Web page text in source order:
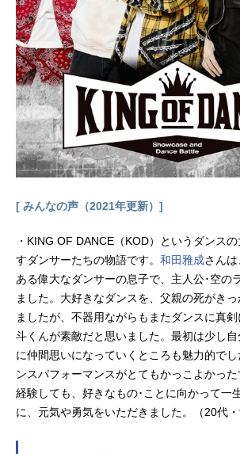
[ みんなの声（2021年更新）]
・KING OF DANCE（KOD）というダンス
すダンサーたちの物語です。 和田雅成さん
ある偉大なダンサーの息子で、主人公･空の
ました。大好きなダンスを、父親の死がき
ましたが、不器用ながらもまたダンスに真
斗くんが素敵だと思いました。最初は少し
に仲間思いになっていくところも魅力的で
ンスパフォーマンスがとてもかっこよかっ
経験しても、好きなもの･ことに向かって一
に、元気や勇気をいただきました。（20代・